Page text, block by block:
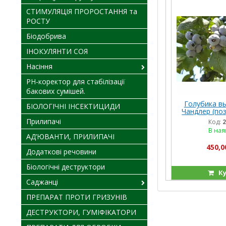
Голубика
Чандлер
Код:
В
СТИМУЛЯЦІЯ ПРОРОСТАННЯ та
РОСТУ
Біодобрива
ІНОКУЛЯНТИ СОЯ
Насіння
PH-коректор для стабілізації
бакових сумішей.
БІОЛОГІЧНІ ІНСЕКТИЦИДИ
Прилипачі
АД’ЮВАНТИ, ПРИЛИПАЧІ
Додаткові речовини
Біологічні деструктори
Саджанці
ПРЕПАРАТ ПРОТИ ГРИЗУНІВ
ДЕСТРУКТОРИ, ГУМІФІКАТОРИ